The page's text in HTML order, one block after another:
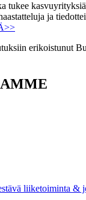
tukee
ja
erikoistunut